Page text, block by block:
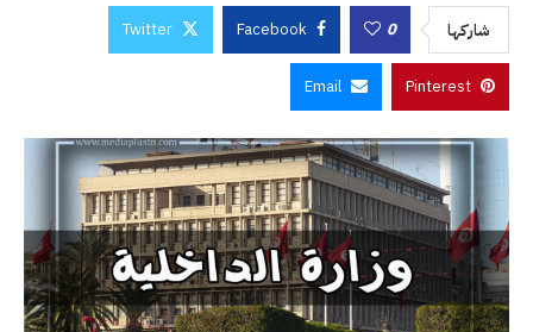
شاركها 0
Facebook
Twitter
Pinterest
Email